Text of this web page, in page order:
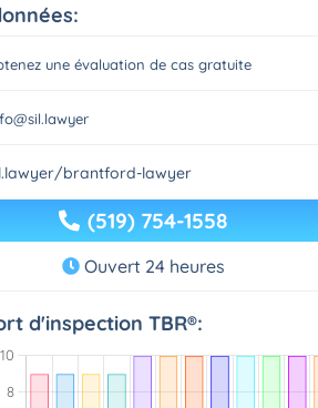
une évaluation de cas gratuite
brantford-lawyer
(519) 754-1558
Ouvert 24 heures
d'inspection TBR®: